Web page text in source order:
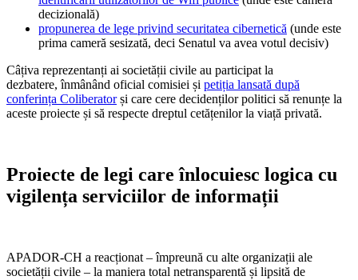
decizională)
propunerea de lege privind securitatea cibernetică (unde este
prima cameră sesizată, deci Senatul va avea votul decisiv)
Câțiva reprezentanți ai societății civile au participat la
dezbatere, înmânând oficial comisiei și petiția lansată după
conferința Coliberatorși care cere decidenților politici să renunțe la
aceste proiecte și să respecte dreptul cetățenilor la viață privată.
Proiecte de legi care înlocuiesc logica cu
vigilența serviciilor de informații
APADOR-CH a reacționat – împreună cu alte organizații ale
societății civile – la maniera total netransparentă și lipsită de